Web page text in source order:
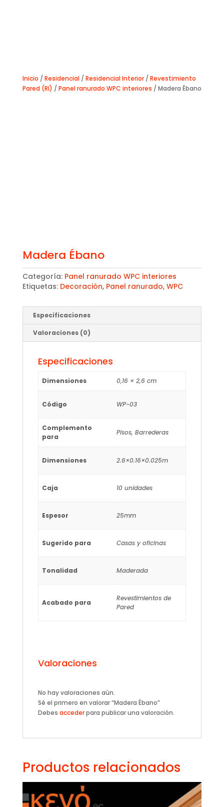
Inicio / Residencial/ Residencial Interior/ Revestimiento
Pared (RI) / Panel ranurado WPC interiores / Madera Ébano
Madera Ébano
Categoría: Panel ranurado WPC interiores
Etiquetas: Decoración, Panel ranurado, WPC
Especificaciones
Valoraciones (0)
Especificaciones
Dimensiones 0,16 × 2,6 cm
Código WP-03
Complemento
para
Pisos, Barrederas
Dimensiones 2.6×0.16×0.025m
Caja 10 unidades
Espesor 25mm
Sugerido para Casas y oficinas
Tonalidad Maderada
Acabado para
Revestimientos de
Pared
Valoraciones
No hay valoraciones aún.
Sé el primero en valorar “Madera Ébano”
Debes accederpara publicar una valoración.
Productos relacionados